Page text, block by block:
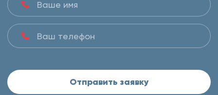
Отправить заявку